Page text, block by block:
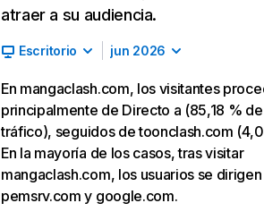
atraer a su audiencia.
Escritorio jun 2026
En mangaclash.com, los visitantes
principalmente de Directo a (85,18 % de
tráfico), seguidos de toonclash.com
En la mayoría de los casos, tras visitar
mangaclash.com, los usuarios se dirigen
pemsrv.com y google.com.